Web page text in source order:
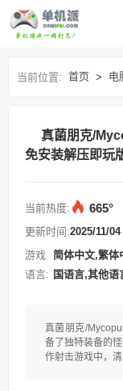
首页
电脑单机游戏
求游戏
登录/注册
当前位置: 首页 > 电
真菌朋克/
免安装解压即玩
当前热度: 665°
更新时间:2025/11/04
游戏
语言:
简体中文,繁体
国语言,其他语
真菌朋克/
备了独特装备的
作射击游戏中，